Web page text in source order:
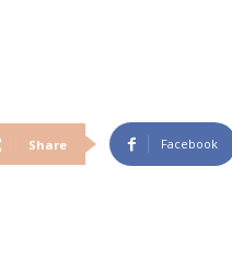
Share Facebook